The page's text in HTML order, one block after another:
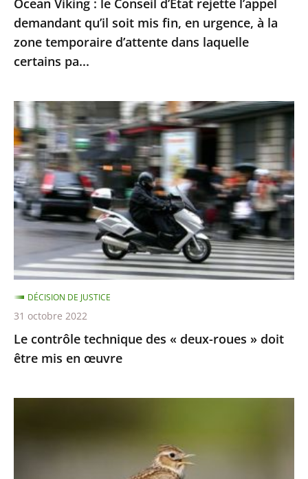
en
urgence,
temporaire
d’attente
dans
laquelle
certains
pa...
Ocean Viking : le Conseil d’État rejette l’appel
demandant qu’il soit mis fin, en urgence, à la
zone temporaire d’attente dans laquelle
certains pa...
Le
contrôle
technique
des
«
deux-
roues
doit
être
mis
en
œuvre
Le contrôle technique des « deux-roues » doit
être mis en œuvre
DÉCISION DE JUSTICE
31 octobre 2022